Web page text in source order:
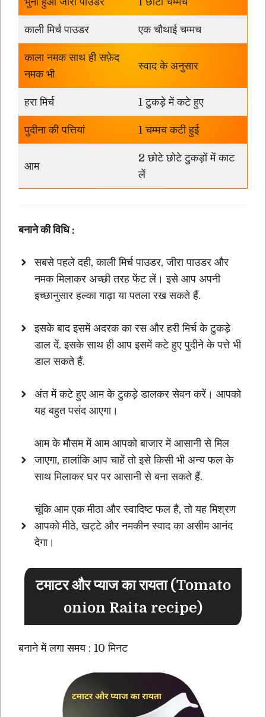
काली मिर्च पाउडर एक चौथाई चम्मच
काला नमक साथ ही सफ़ेद
नमक भी
स्वाद के अनुसार
हरा मिर्च 1 टुकड़े में कटे हुए
पुदीना की पत्तियां 1 चम्मच कटी हुई
आम
2 छोटे छोटे टुकड़ों में काट
लें
बनाने की विधि :
सबसे पहले दही, काली मिर्च पाउडर, जीरा पाउडर और
नमक मिलाकर अच्छी तरह फेंट लें। इसे आप अपनी
इच्छानुसार हल्का गाढ़ा या पतला रख सकते हैं.
इसके बाद इसमें अदरक का रस और हरी मिर्च के टुकड़े
डाल दें. इसके साथ ही आप इसमें कटे हुए पुदीने के पत्ते भी
डाल सकते हैं.
अंत में कटे हुए आम के टुकड़े डालकर सेवन करें। आपको
यह बहुत पसंद आएगा।
आम के मौसम में आम आपको बाजार में आसानी से मिल
जाएगा, हालांकि आप चाहें तो इसे किसी भी अन्य फल के
साथ मिलाकर घर पर आसानी से बना सकते हैं.
चूंकि आम एक मीठा और स्वादिष्ट फल है, तो यह मिश्रण
आपको मीठे, खट्टे और नमकीन स्वाद का असीम आनंद
देगा।
टमाटर और प्याज का रायता (Tomato
onion Raita recipe)
बनाने में लगा समय : 10 मिनट